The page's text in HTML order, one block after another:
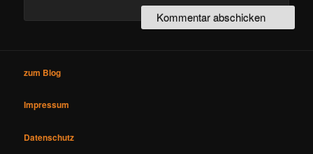
zum Blog
Impressum
Datenschutz